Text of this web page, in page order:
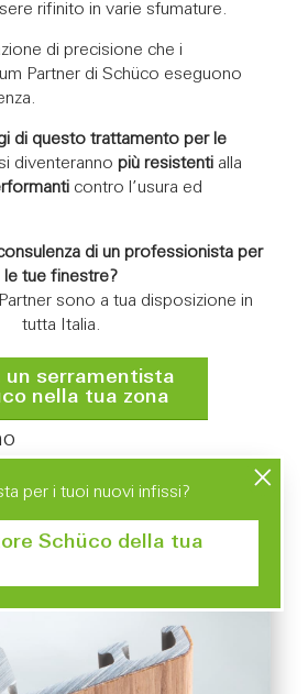
rifinito in varie sfumature.
di precisione che i
Partner di Schüco eseguono
di questo trattamento per le
diventeranno più resistentialla
contro l’usura ed
di un professionista per
le tue finestre?
sono a tua disposizione in
tutta Italia.
un serramentista
nella tua zona
per i tuoi nuovi infissi?
Schüco della tua